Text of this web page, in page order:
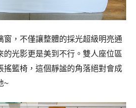
窗，不僅讓整體的採光超級明亮通
的光影更是美到不行。雙人座位區
搖籃椅，這個靜謐的角落絕對會成
~